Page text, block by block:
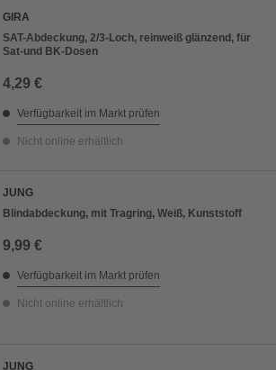
GIRA
SAT-Abdeckung, 2/3-Loch, reinweiß glänzend, für
Sat-und BK-Dosen
4,29 €
Verfügbarkeit im Markt prüfen
Nicht online erhältlich
JUNG
Blindabdeckung, mit Tragring, Weiß, Kunststoff
9,99 €
Verfügbarkeit im Markt prüfen
Nicht online erhältlich
JUNG